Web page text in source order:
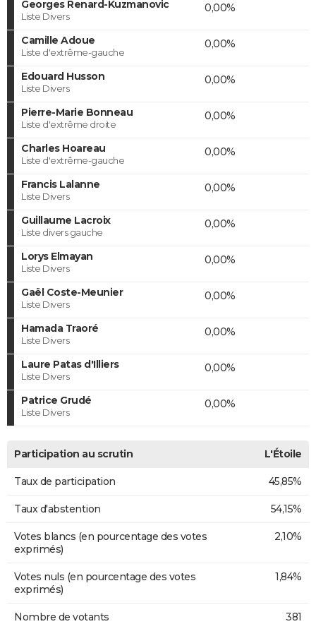
Georges Renard-Kuzmanovic
Liste Divers
0,00%
Camille Adoue
Liste d'extrême-gauche
0,00%
Edouard Husson
Liste Divers
0,00%
Pierre-Marie Bonneau
Liste d'extrême droite
0,00%
Charles Hoareau
Liste d'extrême-gauche
0,00%
Francis Lalanne
Liste Divers
0,00%
Guillaume Lacroix
Liste divers gauche
0,00%
Lorys Elmayan
Liste Divers
0,00%
Gaël Coste-Meunier
Liste Divers
0,00%
Hamada Traoré
Liste Divers
0,00%
Laure Patas d'Illiers
Liste Divers
0,00%
Patrice Grudé
Liste Divers
0,00%
Participation au scrutin L'Étoile
Taux de participation 45,85%
Taux d'abstention 54,15%
Votes blancs (en pourcentage des votes
exprimés)
2,10%
Votes nuls (en pourcentage des votes
exprimés)
1,84%
Nombre de votants 381